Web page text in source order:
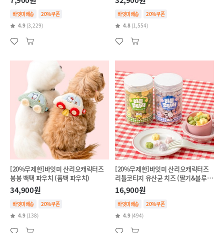
바잇미배송
20%쿠폰
4.9 (3,229)
바잇미배송
20%쿠폰
4.8 (1,554)
[20%무제한]바잇미 산리오캐릭터즈
붕붕 백팩 파우치 (풉백 파우치)
34,900원
바잇미배송
20%쿠폰
4.9 (138)
[20%무제한]바잇미 산리오캐릭터즈
리틀코티지 유산균 치즈 (딸기&블루베
리/단호박&브로콜리)
16,900원
바잇미배송
20%쿠폰
4.9 (494)